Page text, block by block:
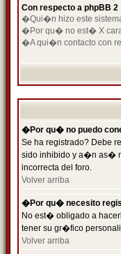
Con respecto a phpBB 2
�Qui�n hizo este
�Por qu� no est� X
�A qui�n contacto con
�Por qu� no puedo
Se ha registrado? Debe
sido inhibido y a�n as�
incorrecta del foro.
Volver arriba
�Por qu� necesito
No est� obligado a
tener su gr�fico
Volver arriba